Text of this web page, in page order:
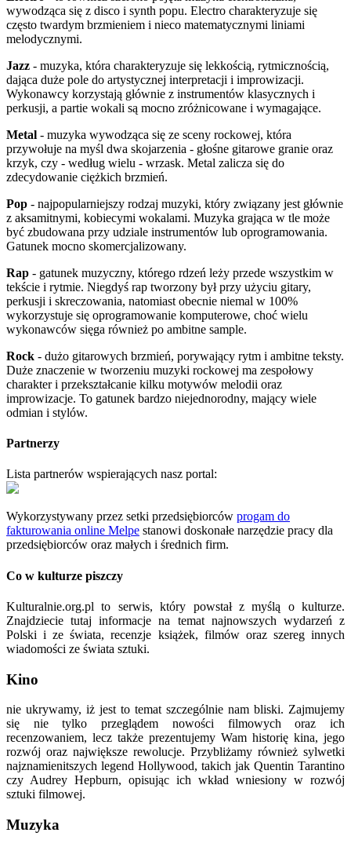
wywodząca się z disco i synth popu. Electro charakteryzuje się
często twardym brzmieniem i nieco matematycznymi liniami
melodycznymi.
Jazz - muzyka, która charakteryzuje się lekkością, rytmicznością,
dająca duże pole do artystycznej interpretacji i improwizacji.
Wykonawcy korzystają głównie z instrumentów klasycznych i
perkusji, a partie wokali są mocno zróżnicowane i wymagające.
Metal - muzyka wywodząca się ze sceny rockowej, która
przywołuje na myśl dwa skojarzenia - głośne gitarowe granie oraz
krzyk, czy - według wielu - wrzask. Metal zalicza się do
zdecydowanie ciężkich brzmień.
Pop - najpopularniejszy rodzaj muzyki, który związany jest głównie
z aksamitnymi, kobiecymi wokalami. Muzyka grająca w tle może
być zbudowana przy udziale instrumentów lub oprogramowania.
Gatunek mocno skomercjalizowany.
Rap - gatunek muzyczny, którego rdzeń leży przede wszystkim w
tekście i rytmie. Niegdyś rap tworzony był przy użyciu gitary,
perkusji i skreczowania, natomiast obecnie niemal w 100%
wykorzystuje się oprogramowanie komputerowe, choć wielu
wykonawców sięga również po ambitne sample.
Rock - dużo gitarowych brzmień, porywający rytm i ambitne teksty.
Duże znaczenie w tworzeniu muzyki rockowej ma zespołowy
charakter i przekształcanie kilku motywów melodii oraz
improwizacje. To gatunek bardzo niejednorodny, mający wiele
odmian i stylów.
Partnerzy
Lista partnerów wspierających nasz portal:
Wykorzystywany przez setki przedsiębiorców progam do
fakturowania online Melpe stanowi doskonałe narzędzie pracy dla
przedsiębiorców oraz małych i średnich firm.
Co w kulturze piszczy
Kulturalnie.org.pl to serwis, który powstał z myślą o kulturze.
Znajdziecie tutaj informacje na temat najnowszych wydarzeń z
Polski i ze świata, recenzje książek, filmów oraz szereg innych
wiadomości ze świata sztuki.
Kino
nie ukrywamy, iż jest to temat szczególnie nam bliski. Zajmujemy
się nie tylko przeglądem nowości filmowych oraz ich
recenzowaniem, lecz także prezentujemy Wam historię kina, jego
rozwój oraz największe rewolucje. Przybliżamy również sylwetki
najznamienitszych legend Hollywood, takich jak Quentin Tarantino
czy Audrey Hepburn, opisując ich wkład wniesiony w rozwój
sztuki filmowej.
Muzyka